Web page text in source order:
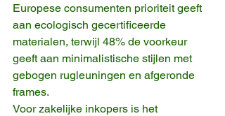
Europese consumenten prioriteit geeft
aan ecologisch gecertificeerde
materialen, terwijl 48% de voorkeur
geeft aan minimalistische stijlen met
gebogen rugleuningen en afgeronde
frames.
Voor zakelijke inkopers is het